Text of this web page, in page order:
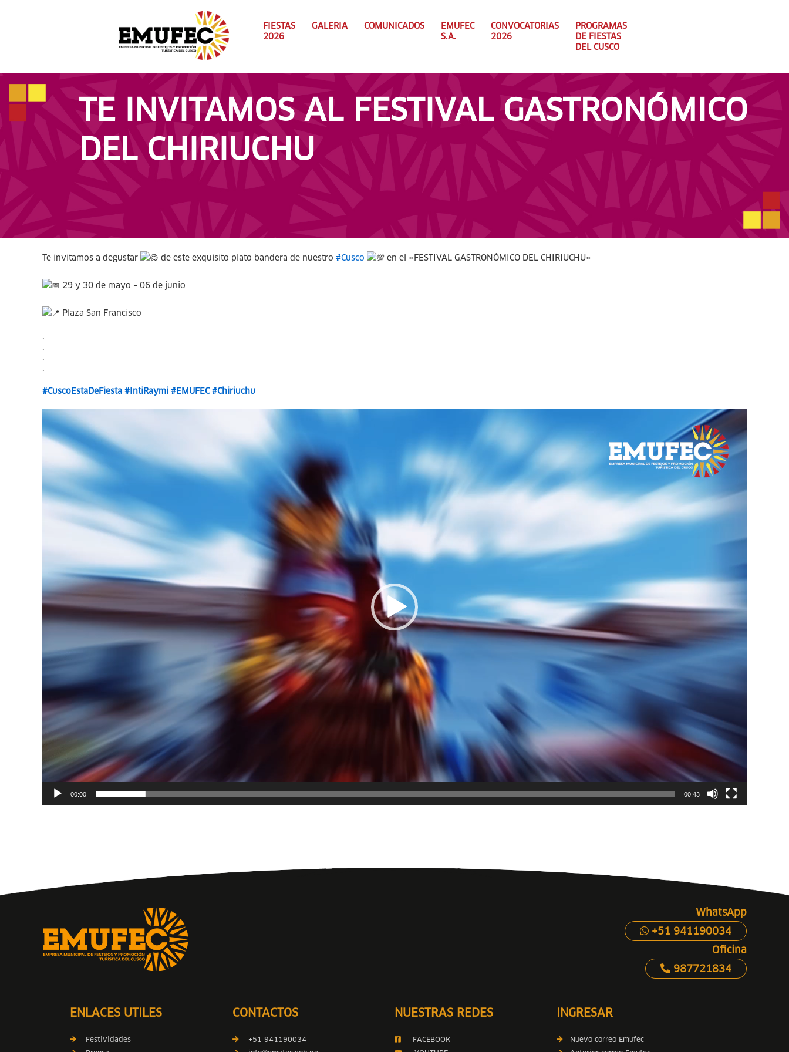
FIESTAS
2026
GALERIA COMUNICADOS
EMUFEC
S.A.
CONVOCATORIAS
2026
PROGRAMAS
DE FIESTAS
DEL CUSCO
TE INVITAMOS AL FESTIVAL GASTRONÓMICO
DEL CHIRIUCHU
Te invitamos a degustar de este exquisito plato bandera de nuestro #Cusco en el «FESTIVAL GASTRONÓMICO DEL CHIRIUCHU»
29 y 30 de mayo – 06 de junio
Plaza San Francisco
.
.
.
.
#CuscoEstaDeFiesta #IntiRaymi #EMUFEC #Chiriuchu
Reproductor
vídeo
00:00 00:43
WhatsApp
+51 941190034
Oficina
987721834
ENLACES UTILES
Festividades
CONTACTOS
+51 941190034
NUESTRAS REDES
FACEBOOK
INGRESAR
Nuevo correo Emufec